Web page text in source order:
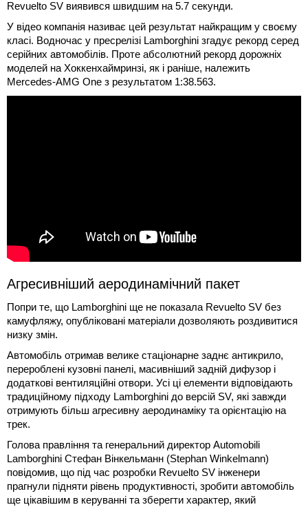
Revuelto SV виявився швидшим на 5.7 секунди.
У відео компанія називає цей результат найкращим у своєму
класі. Водночас у пресрелізі Lamborghini згадує рекорд серед
серійних автомобілів. Проте абсолютний рекорд дорожніх
моделей на Хоккенхаймринзі, як і раніше, належить
Mercedes-AMG One з результатом 1:38.563.
Агресивніший аеродинамічний пакет
Попри те, що Lamborghini ще не показала Revuelto SV без
камуфляжу, опубліковані матеріали дозволяють роздивитися
низку змін.
Автомобіль отримав велике стаціонарне заднє антикрило,
перероблені кузовні панелі, масивніший задній дифузор і
додаткові вентиляційні отвори. Усі ці елементи відповідають
традиційному підходу Lamborghini до версій SV, які завжди
отримують більш агресивну аеродинаміку та орієнтацію на
трек.
Голова правління та генеральний директор Automobili
Lamborghini Стефан Вінкельманн (Stephan Winkelmann)
повідомив, що під час розробки Revuelto SV інженери
прагнули підняти рівень продуктивності, зробити автомобіль
ще цікавішим в керуванні та зберегти характер, який